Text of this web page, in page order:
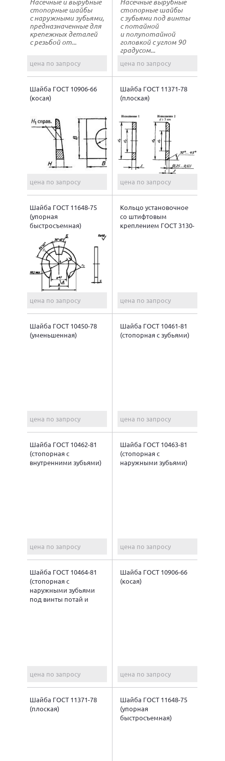
стопорные шайбы
с наружными зубьями,
предназначенные для
крепежных деталей
с резьбой от...
цена по запросу
стопорные шайбы
с зубьями под винты
с потайной
и полупотайной
головкой с углом 90
градусом...
цена по запросу
Шайба ГОСТ 10906-66
(косая)
цена по запросу
Шайба ГОСТ 11371-78
(плоская)
цена по запросу
Шайба ГОСТ 11648-75
(упорная
быстросъемная)
цена по запросу
Кольцо установочное
со штифтовым
креплением ГОСТ 3130-
цена по запросу
Шайба ГОСТ 10450-78
(уменьшенная)
цена по запросу
Шайба ГОСТ 10461-81
(стопорная с зубьями)
цена по запросу
Шайба ГОСТ 10462-81
(стопорная с
внутренними зубьями)
цена по запросу
Шайба ГОСТ 10463-81
(стопорная с
наружными зубьями)
цена по запросу
Шайба ГОСТ 10464-81
(стопорная с
наружными зубьями
под винты потай и
цена по запросу
Шайба ГОСТ 10906-66
(косая)
цена по запросу
Шайба ГОСТ 11371-78
(плоская)
Шайба ГОСТ 11648-75
(упорная
быстросъемная)